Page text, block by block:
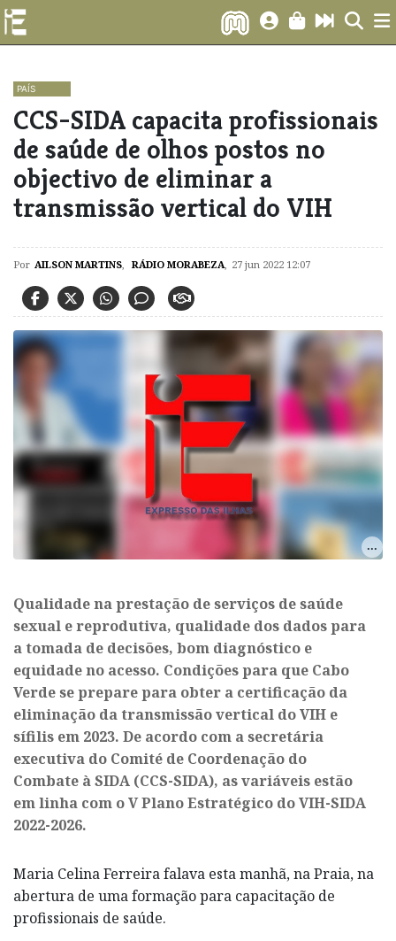
PAÍS
CCS-SIDA capacita profissionais
de saúde de olhos postos no
objectivo de eliminar a
transmissão vertical do VIH
Por AILSON MARTINS, RÁDIO MORABEZA, 27 jun 2022 12:07
Qualidade na prestação de serviços de saúde
sexual e reprodutiva, qualidade dos dados para
a tomada de decisões, bom diagnóstico e
equidade no acesso. Condições para que Cabo
Verde se prepare para obter a certificação da
eliminação da transmissão vertical do VIH e
sífilis em 2023. De acordo com a secretária
executiva do Comité de Coordenação do
Combate à SIDA (CCS-SIDA), as variáveis estão
em linha com o V Plano Estratégico do VIH-SIDA
2022-2026.
Maria Celina Ferreira falava esta manhã, na Praia, na
abertura de uma formação para capacitação de
profissionais de saúde.